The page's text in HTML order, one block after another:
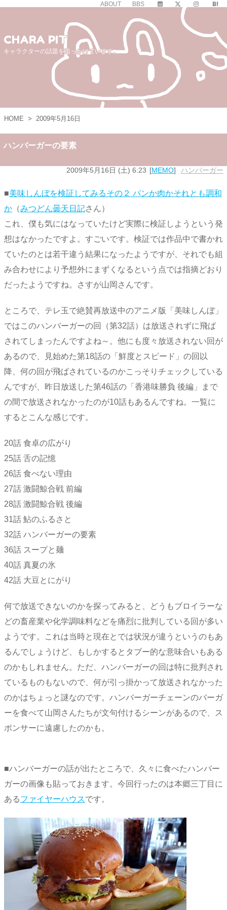
ABOUT BBS
CHARA PIT
キャラクターの話題を追っかけています。
HOME > 2009年5月16日
ハンバーガーの要素
2009年5月16日 (土) 6:23 MEMO ハンバーガー
■美味しんぼを検証してみるその２ パンか肉かそれとも調和
か （みつどん曇天日記さん）
これ、僕も気にはなっていたけど実際に検証しようという発
想はなかったですよ。すごいです。検証では作品中で書かれ
ていたのとは若干違う結果になったようですが、それでも組
み合わせにより予想外にまずくなるという点では指摘どおり
だったようですね。さすが山岡さんです。
ところで、テレ玉で絶賛再放送中のアニメ版「美味しんぼ」
ではこのハンバーガーの回（第32話）は放送されずに飛ば
されてしまったんですよね～。他にも度々放送されない回が
あるので、見始めた第18話の「鮮度とスピード」の回以
降、何の回が飛ばされているのかこっそりチェックしている
んですが、昨日放送した第46話の「香港味勝負 後編」まで
の間で放送されなかったのが10話もあるんですね。一覧に
するとこんな感じです。
20話 食卓の広がり
25話 舌の記憶
26話 食べない理由
27話 激闘鯨合戦 前編
28話 激闘鯨合戦 後編
31話 鮎のふるさと
32話 ハンバーガーの要素
36話 スープと麺
40話 真夏の氷
42話 大豆とにがり
何で放送できないのかを探ってみると、どうもブロイラーな
どの畜産業や化学調味料などを痛烈に批判している回が多い
ようです。これは当時と現在とでは状況が違うというのもあ
るんでしょうけど、もしかするとタブー的な意味合いもある
のかもしれません。ただ、ハンバーガーの回は特に批判され
ているものもないので、何が引っ掛かって放送されなかった
のかはちょっと謎なのです。ハンバーガーチェーンのバーガ
ーを食べて山岡さんたちが文句付けるシーンがあるので、ス
ポンサーに遠慮したのかも。
■ハンバーガーの話が出たところで、久々に食べたハンバー
ガーの画像も貼っておきます。今回行ったのは本郷三丁目に
あるファイヤーハウスです。